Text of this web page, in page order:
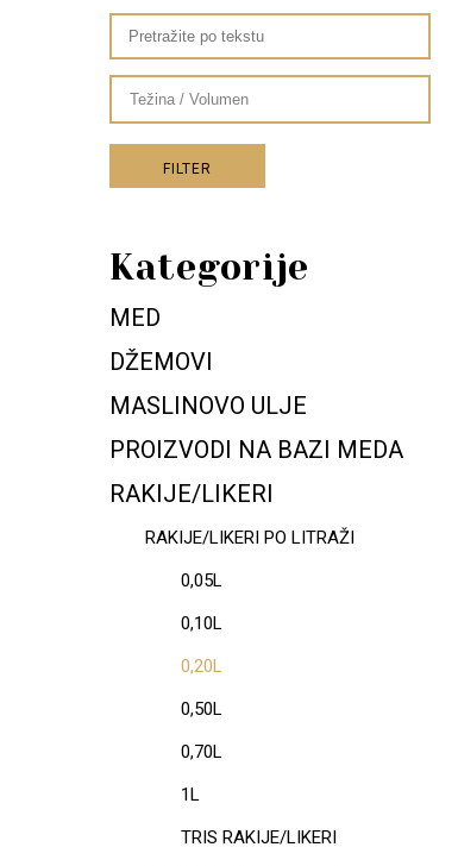
FILTER
Kategorije
MED
DŽEMOVI
MASLINOVO ULJE
PROIZVODI NA BAZI MEDA
RAKIJE/LIKERI
RAKIJE/LIKERI PO LITRAŽI
0,05L
0,10L
0,20L
0,50L
0,70L
1L
TRIS RAKIJE/LIKERI